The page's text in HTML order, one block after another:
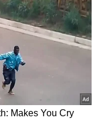
ಮದ್ಯದ
ಎಂದು
ತಮ್ಮ
ನೀಡಿದ್ದರು.